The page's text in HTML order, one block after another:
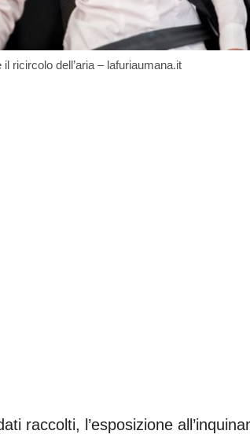
il ricircolo dell’aria – lafuriaumana.it
raccolti, l’esposizione